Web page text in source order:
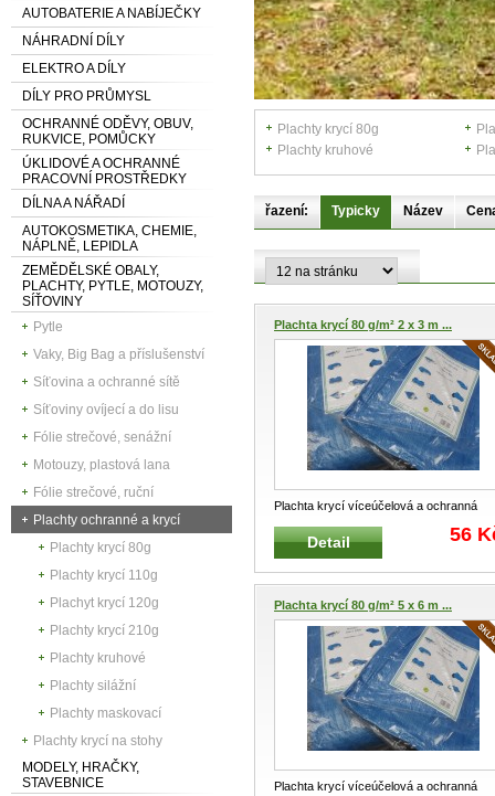
AUTOBATERIE A NABÍJEČKY
NÁHRADNÍ DÍLY
ELEKTRO A DÍLY
DÍLY PRO PRŮMYSL
OCHRANNÉ ODĚVY, OBUV,
RUKVICE, POMŮCKY
ÚKLIDOVÉ A OCHRANNÉ
PRACOVNÍ PROSTŘEDKY
DÍLNA A NÁŘADÍ
AUTOKOSMETIKA, CHEMIE,
NÁPLNĚ, LEPIDLA
ZEMĚDĚLSKÉ OBALY,
PLACHTY, PYTLE, MOTOUZY,
SÍŤOVINY
Pytle
Vaky, Big Bag a příslušenství
Síťovina a ochranné sítě
Síťoviny ovíjecí a do lisu
Fólie strečové, senážní
Motouzy, plastová lana
Fólie strečové, ruční
Plachty ochranné a krycí
Plachty krycí 80g
Plachty krycí 110g
Plachyt krycí 120g
Plachty krycí 210g
Plachty kruhové
Plachty silážní
Plachty maskovací
Plachty krycí na stohy
MODELY, HRAČKY,
STAVEBNICE
Plachty krycí 80g
Plachty kruhové
řazení: Typicky Název
Plachta krycí 80 g/m² 2 x 3 m ...
Plachta krycí víceúčelová a ochranná
Velmi lehká krycí plachta Poly
Detail 56
Plachta krycí 80 g/m² 5 x 6 m ...
Plachta krycí víceúčelová a ochranná